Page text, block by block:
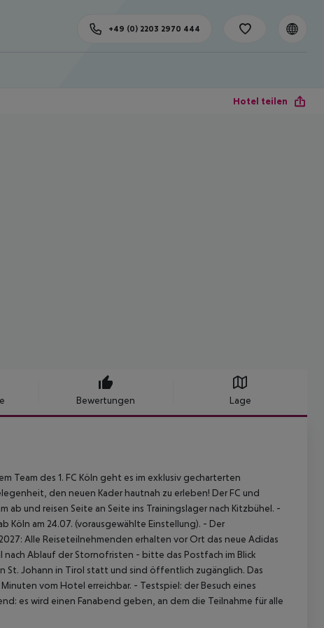
+49 (0) 2203 2970 444
Hotel teilen
Bewertungen Lage
Team des 1. FC Köln geht es im exklusiv gecharterten
den neuen Kader hautnah zu erleben! Der FC und
ab und reisen Seite an Seite ins Trainingslager nach Kitzbühel. -
Köln am 24.07. (vorausgewählte Einstellung). - Der
2027: Alle Reiseteilnehmenden erhalten vor Ort das neue Adidas
Ablauf der Stornofristen - bitte das Postfach im Blick
St. Johann in Tirol statt und sind öffentlich zugänglich. Das
vom Hotel erreichbar. - Testspiel: der Besuch eines
es wird einen Fanabend geben, an dem die Teilnahme für alle